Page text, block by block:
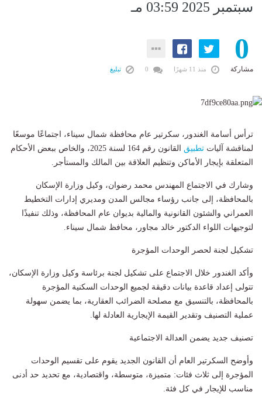
سبتمبر 2025 03:59 مـ
0
مشاركة منذ 11 شهرًا تبليغ
ترأس أسامة الغندور، سكرتير عام محافظة شمال سيناء، اجتماعًا موسعًا
لمناقشة آليات تطبيق
القانون رقم 164 لسنة 2025، والخاص ببعض الأحكام
المتعلقة بإيجار الأماكن وتنظيم العلاقة بين المالك والمستأجر.
وشارك في الاجتماع المهندس محمد رضوان، وكيل وزارة الإسكان
بالمحافظة، إلى جانب رؤساء مجالس المدن ومديري إدارات التخطيط
العمراني والشئون القانونية والمالية بديوان عام المحافظة، وذلك تنفيذًا
لتوجيهات اللواء الدكتور خالد مجاور، محافظ شمال سيناء.
تشكيل لجنة لحصر الوحدات المؤجرة
وأكد الغندور خلال الاجتماع على تشكيل لجنة برئاسة وكيل وزارة الإسكان،
تتولى إعداد قاعدة بيانات دقيقة لجميع الوحدات السكنية المؤجرة
بالمحافظة، بالتنسيق مع مصلحة الضرائب العقارية، بما يضمن سهولة
عملية التصنيف وتقدير القيمة الإيجارية العادلة لها.
تصنيف جديد يضمن العدالة الاجتماعية
وأوضح السكرتير العام أن القانون الجديد يقوم على تقسيم الوحدات
المؤجرة إلى ثلاث فئات: متميزة، متوسطة، واقتصادية، مع تحديد حد أدنى
مناسب للإيجار في كل فئة.